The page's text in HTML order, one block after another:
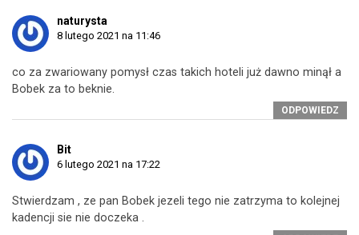
naturysta
8 lutego 2021 na 11:46
co za zwariowany pomysł czas takich hoteli już dawno minął a
Bobek za to beknie.
ODPOWIEDZ
Bit
6 lutego 2021 na 17:22
Stwierdzam , ze pan Bobek jezeli tego nie zatrzyma to kolejnej
kadencji sie nie doczeka .